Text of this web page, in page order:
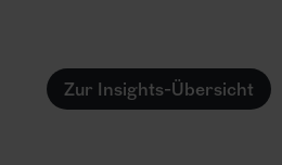
Zur Insights-Übersicht